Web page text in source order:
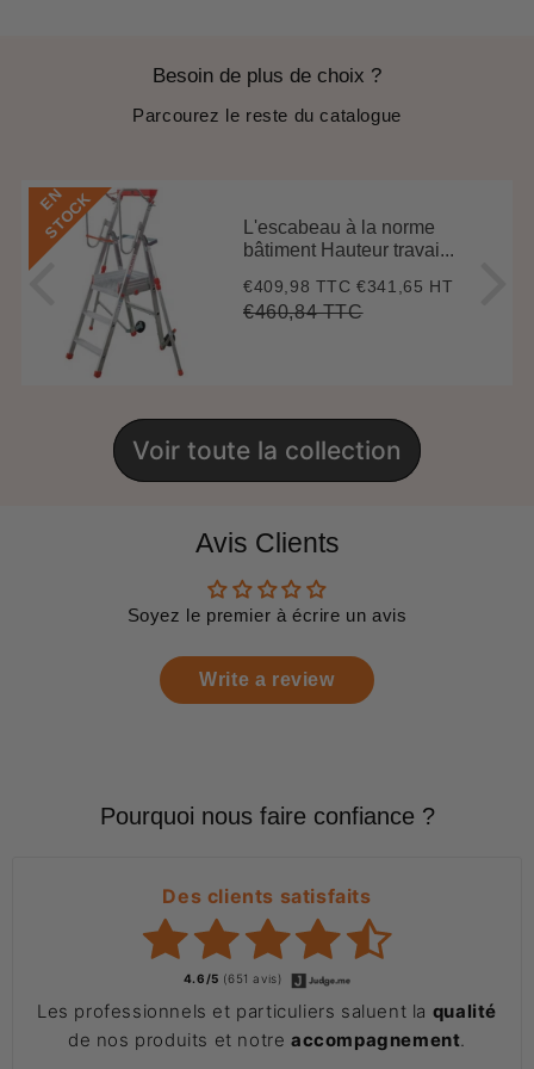
Besoin de plus de choix ?
Parcourez le reste du catalogue
E
N
S
T
O
C
K
L'escabeau à la norme
bâtiment Hauteur travai...
Prix
réduit
€409,98 TTC€409,98
€341,65 HT
Prix
€460,84 TTC€460,84
Voir toute la collection
Avis Clients
Soyez le premier à écrire un avis
Write a review
Pourquoi nous faire confiance ?
Des clients satisfaits
4.6/5 (651 avis)
Les professionnels et particuliers saluent la qualité
de nos produits et notre accompagnement